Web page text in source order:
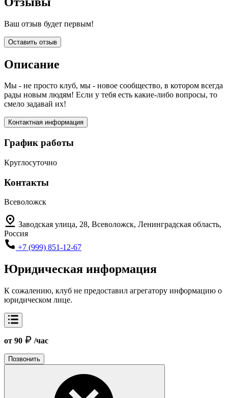
Ваш отзыв будет первым!
Оставить отзыв
Описание
Мы - не просто клуб, мы - новое сообщество, в котором всегда
рады новым людям! Если у тебя есть какие-либо вопросы, то
смело задавай их!
Контактная информация
График работы
Круглосуточно
Контакты
Всеволожск
Заводская улица, 28, Всеволожск, Ленинградская область,
Россия
+7 (999) 851-12-67
Юридическая информация
К сожалению, клуб не предоставил агрегатору информацию о
юридическом лице.
от 90 /час
Позвонить